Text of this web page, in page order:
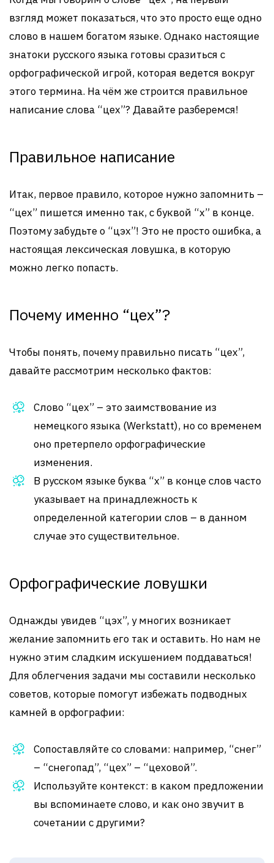
взгляд может показаться, что это просто еще одно
слово в нашем богатом языке. Однако настоящие
знатоки русского языка готовы сразиться с
орфографической игрой, которая ведется вокруг
этого термина. На чём же строится правильное
написание слова “цех”? Давайте разберемся!
Правильное написание
Итак, первое правило, которое нужно запомнить –
“цех” пишется именно так, с буквой “х” в конце.
Поэтому забудьте о “цэх”! Это не просто ошибка, а
настоящая лексическая ловушка, в которую
можно легко попасть.
Почему именно “цех”?
Чтобы понять, почему правильно писать “цех”,
давайте рассмотрим несколько фактов:
Слово “цех” – это заимствование из
немецкого языка (Werkstatt), но со временем
оно претерпело орфографические
изменения.
В русском языке буква “х” в конце слов часто
указывает на принадлежность к
определенной категории слов – в данном
случае это существительное.
Орфографические ловушки
Однажды увидев “цэх”, у многих возникает
желание запомнить его так и оставить. Но нам не
нужно этим сладким искушением поддаваться!
Для облегчения задачи мы составили несколько
советов, которые помогут избежать подводных
камней в орфографии:
Сопоставляйте со словами: например, “снег”
– “снегопад”, “цех” – “цеховой”.
Используйте контекст: в каком предложении
вы вспоминаете слово, и как оно звучит в
сочетании с другими?